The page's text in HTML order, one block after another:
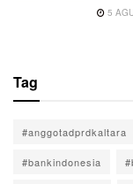
5
Tag
#anggotadprdkaltara
#bankindonesia